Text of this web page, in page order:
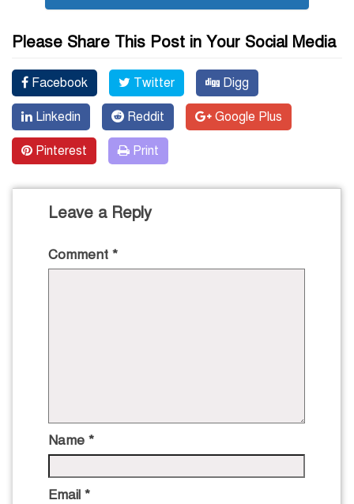
Please Share This Post in Your Social Media
Facebook Twitter Digg
Linkedin Reddit Google Plus
Pinterest Print
Leave a Reply
Comment *
Name *
Email *